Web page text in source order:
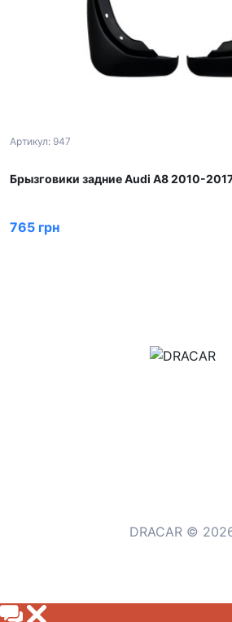
Артикул: 947
Брызговики задние Audi A8 2010-
765 грн
DRACAR ©